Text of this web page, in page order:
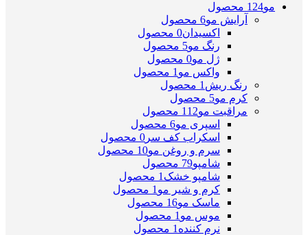
مو124 محصول
آرایش مو6 محصول
اکسیدان0 محصول
رنگ مو5 محصول
ژل مو0 محصول
واکس مو 1 محصول
رنگ ریش 1 محصول
کرم مو5 محصول
مراقبت مو112 محصول
اسپری مو6 محصول
اسکراب کف سر 0 محصول
سرم و روغن مو10 محصول
شامپو79 محصول
شامپو خشک 1 محصول
کرم و شیر مو 1 محصول
ماسک مو16 محصول
موس مو 1 محصول
نرم کننده 1 محصول